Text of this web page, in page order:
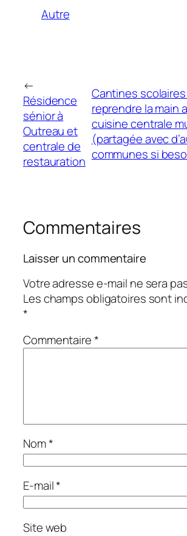
Autre
←
Résidence
sénior à
Outreau et
centrale de
restauration
Cantines scolaires
reprendre la main
cuisine centrale
(partagée avec
communes si
Commentaires
Laisser un commentaire
Votre adresse e-mail ne sera
Les champs obligatoires sont
*
Commentaire*
Nom*
E-mail*
Site web